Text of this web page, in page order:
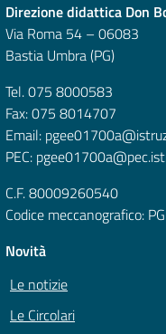
Direzione didattica Don
Via Roma 54 – 06083
Bastia Umbra (PG)
Tel. 075 8000583
Fax: 075 8014707
Email:
PEC:
C.F. 80009260540
Codice meccanografico:
Novità
Le notizie
Le Circolari